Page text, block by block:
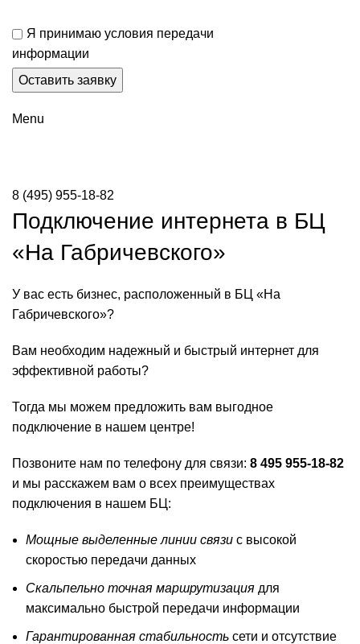
Я принимаю условия передачи
информации
Menu
8 (495) 955-18-82
Подключение интернета в БЦ
«На Габричевского»
У вас есть бизнес, расположенный в БЦ «На
Габричевского»?
Вам необходим надежный и быстрый интернет для
эффективной работы?
Тогда мы можем предложить вам выгодное
подключение в нашем центре!
Позвоните нам по телефону для связи: 8 495 955-18-82
и мы расскажем вам о всех преимуществах
подключения в нашем БЦ:
Мощные выделенные линии связи с высокой
скоростью передачи данных
Скальпельно точная маршрутизация для
максимально быстрой передачи информации
Гарантированная стабильность сети и отсутствие